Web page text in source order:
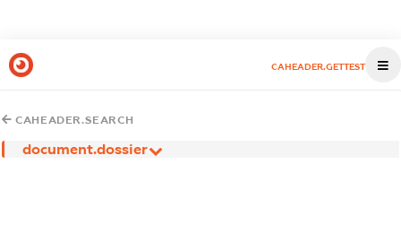
CAHEADER.GETTEST
CAHEADER.SEARCH
document.dossier